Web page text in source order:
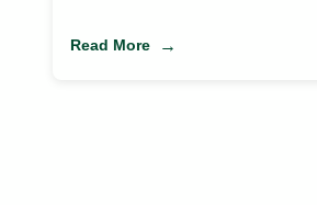
Read More